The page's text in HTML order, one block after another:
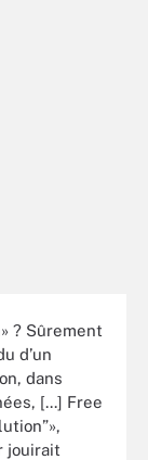
? Sûrement
d’un
dans
[...] Free
jouirait